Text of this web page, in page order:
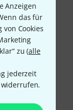
Anzeigen
das für
Cookies
zu (alle
jederzeit
widerrufen.
das Signal